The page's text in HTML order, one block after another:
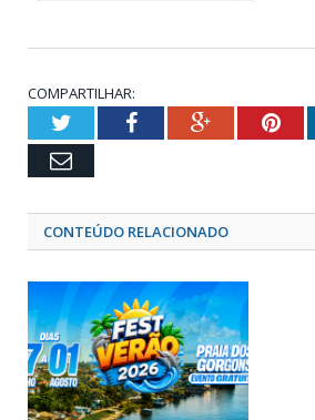
COMPARTILHAR:
TwitterFacebookGoogle+
Email
CONTEÚDO RELACIONADO